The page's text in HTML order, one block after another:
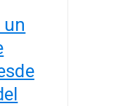
un